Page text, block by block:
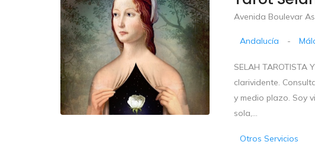
Avenida Boulevar
Andalucía -
SELAH TAROTISTA
clarividente.
y medio plazo. Soy
sola,...
Otros Servicios